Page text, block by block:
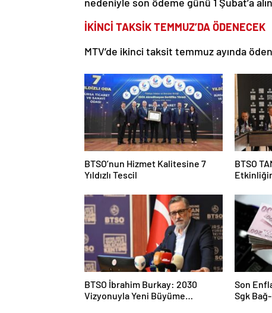
İKİNCİ TAKSİK TEMMUZ’DA ÖDENECEK
MTV’de ikinci taksit temmuz ayında
BTSO’nun Hizmet Kalitesine 7
Yıldızlı Tescil
BTSO
BTSO İbrahim Burkay: 2030
Vizyonuyla Yeni Büyüme
Son
Sgk